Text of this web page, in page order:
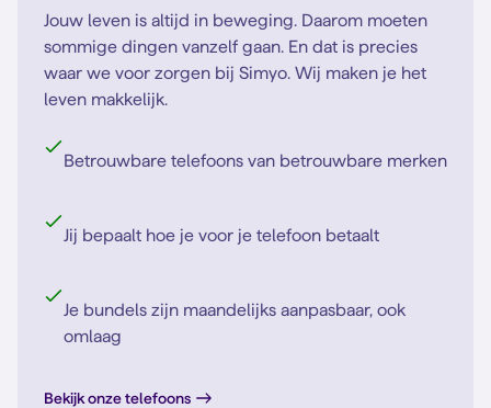
Jouw leven is altijd in beweging. Daarom moeten
sommige dingen vanzelf gaan. En dat is precies
waar we voor zorgen bij Simyo. Wij maken je het
leven makkelijk.
Betrouwbare telefoons van betrouwbare merken
Jij bepaalt hoe je voor je telefoon betaalt
Je bundels zijn maandelijks aanpasbaar, ook
omlaag
Bekijk onze telefoons